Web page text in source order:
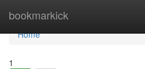
bookmarkick
Home
Home
1